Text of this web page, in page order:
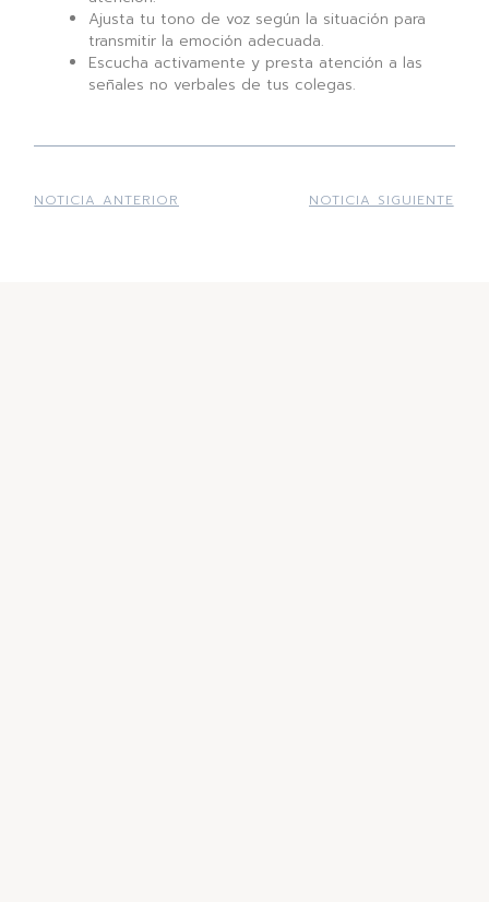
Ajusta tu tono de voz según la situación para
transmitir la emoción adecuada.
Escucha activamente y presta atención a las
señales no verbales de tus colegas.
NOTICIA ANTERIOR NOTICIA SIGUIENTE